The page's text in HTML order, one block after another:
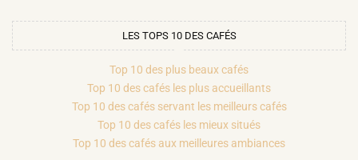
LES TOPS 10 DES CAFÉS
Top 10 des plus beaux cafés
Top 10 des cafés les plus accueillants
Top 10 des cafés servant les meilleurs cafés
Top 10 des cafés les mieux situés
Top 10 des cafés aux meilleures ambiances